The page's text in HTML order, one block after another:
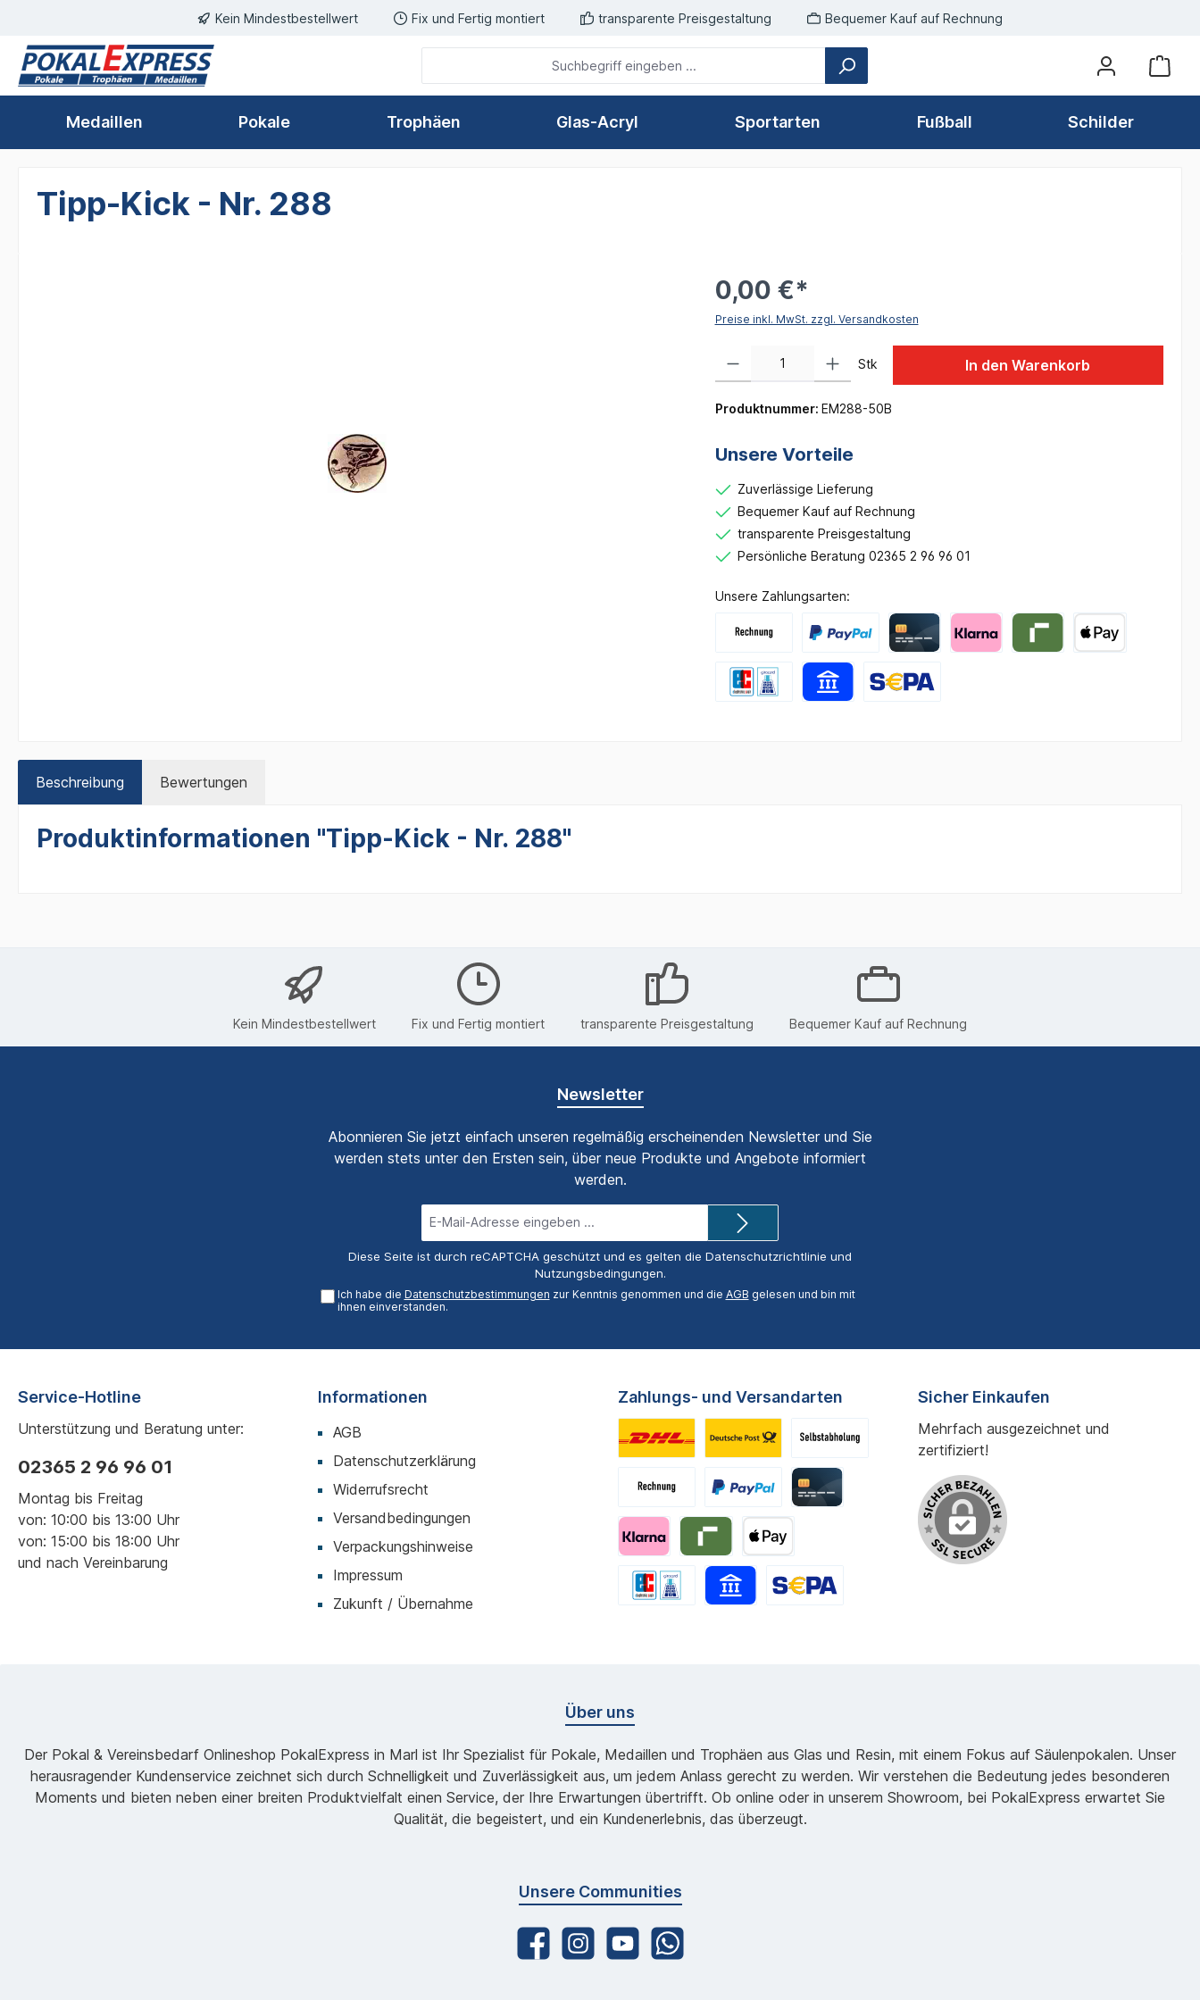
Zur Hauptnavigation springenKein Mindestbestellwert Fix und Fertig montiert transparente Preisgestaltung Bequemer Kauf auf Rechnung
Medaillen Pokale Trophäen Glas-Acryl Sportarten Fußball Schilder
Tipp-Kick - Nr. 288
0,00 €*
Preise inkl. MwSt. zzgl. Versandkosten
Stk In den Warenkorb
Produktnummer: EM288-50B
Unsere Vorteile
Zuverlässige Lieferung
Bequemer Kauf auf Rechnung
transparente Preisgestaltung
Persönliche Beratung 02365 2 96 96 01
Unsere Zahlungsarten:
Beschreibung Bewertungen
Produktinformationen "Tipp-Kick - Nr. 288"
Kein Mindestbestellwert Fix und Fertig montiert transparente Preisgestaltung Bequemer Kauf auf Rechnung
Newsletter
Abonnieren Sie jetzt einfach unseren regelmäßig erscheinenden Newsletter und Sie
werden stets unter den Ersten sein, über neue Produkte und Angebote informiert
werden.
Mail-
Adresse*
Diese Seite ist durch reCAPTCHA geschützt und es gelten die Datenschutzrichtlinie und
Nutzungsbedingungen.
Ich habe die Datenschutzbestimmungen zur Kenntnis genommen und die AGB gelesen und bin mit
ihnen einverstanden.
Service-Hotline
Unterstützung und Beratung unter:
02365 2 96 96 01
Montag bis Freitag
von: 10:00 bis 13:00 Uhr
von: 15:00 bis 18:00 Uhr
und nach Vereinbarung
Informationen
AGB
Datenschutzerklärung
Widerrufsrecht
Versandbedingungen
Verpackungshinweise
Impressum
Zukunft / Übernahme
Zahlungs- und Versandarten Sicher Einkaufen
Mehrfach ausgezeichnet und
zertifiziert!
Über uns
Der Pokal & Vereinsbedarf Onlineshop PokalExpress in Marl ist Ihr Spezialist für Pokale, Medaillen und Trophäen aus Glas und Resin, mit einem Fokus auf Säulenpokalen. Unser
herausragender Kundenservice zeichnet sich durch Schnelligkeit und Zuverlässigkeit aus, um jedem Anlass gerecht zu werden. Wir verstehen die Bedeutung jedes besonderen
Moments und bieten neben einer breiten Produktvielfalt einen Service, der Ihre Erwartungen übertrifft. Ob online oder in unserem Showroom, bei PokalExpress erwartet Sie
Qualität, die begeistert, und ein Kundenerlebnis, das überzeugt.
Unsere Communities